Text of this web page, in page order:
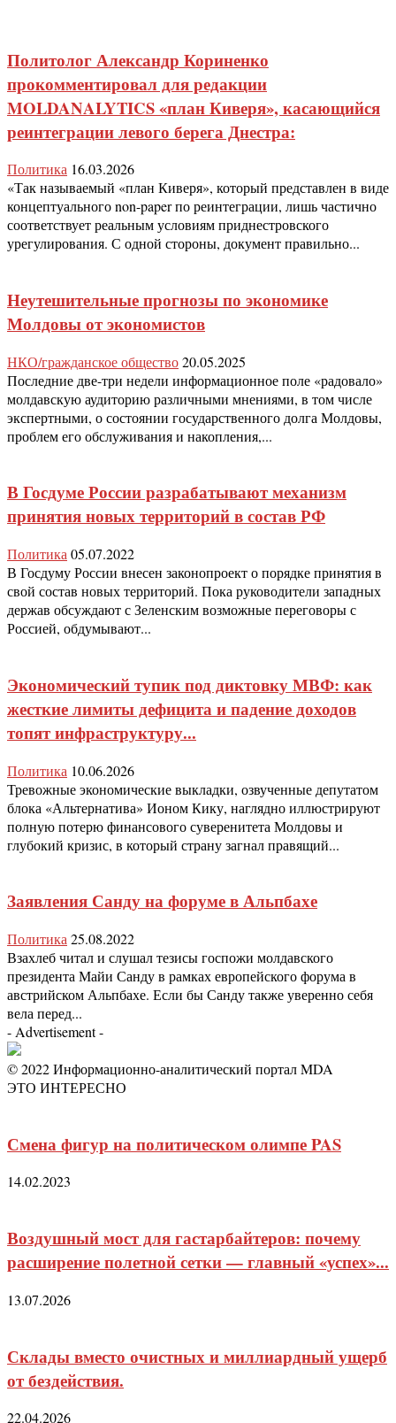
Политолог Александр Кориненко
прокомментировал для редакции
MOLDANALYTICS «план Киверя», касающийся
реинтеграции левого берега Днестра:
Политика 16.03.2026
«Так называемый «план Киверя», который представлен в виде
концептуального non-paper по реинтеграции, лишь частично
соответствует реальным условиям приднестровского
урегулирования. С одной стороны, документ правильно...
Неутешительные прогнозы по экономике
Молдовы от экономистов
НКО/гражданское общество20.05.2025
Последние две-три недели информационное поле «радовало»
молдавскую аудиторию различными мнениями, в том числе
экспертными, о состоянии государственного долга Молдовы,
проблем его обслуживания и накопления,...
В Госдуме России разрабатывают механизм
принятия новых территорий в состав РФ
Политика 05.07.2022
В Госдуму России внесен законопроект о порядке принятия в
свой состав новых территорий. Пока руководители западных
держав обсуждают с Зеленским возможные переговоры с
Россией, обдумывают...
Экономический тупик под диктовку МВФ: как
жесткие лимиты дефицита и падение доходов
топят инфраструктуру...
Политика 10.06.2026
Тревожные экономические выкладки, озвученные депутатом
блока «Альтернатива» Ионом Кику, наглядно иллюстрируют
полную потерю финансового суверенитета Молдовы и
глубокий кризис, в который страну загнал правящий...
Заявления Санду на форуме в Альпбахе
Политика 25.08.2022
Взахлеб читал и слушал тезисы госпожи молдавского
президента Майи Санду в рамках европейского форума в
австрийском Альпбахе. Если бы Санду также уверенно себя
вела перед...
- Advertisement -
© 2022 Информационно-аналитический портал MDA
ЭТО ИНТЕРЕСНО
Смена фигур на политическом олимпе PAS
14.02.2023
Воздушный мост для гастарбайтеров: почему
расширение полетной сетки — главный «успех»...
13.07.2026
Склады вместо очистных и миллиардный ущерб
от бездействия.
22.04.2026